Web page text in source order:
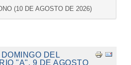
(10 DE AGOSTO DE 2026)
DEL
"A", 9 DE AGOSTO